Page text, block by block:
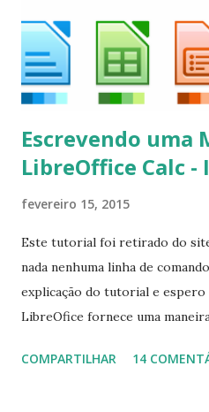
Escrevendo uma
LibreOffice Calc
fevereiro 15, 2015
Este tutorial foi retirado do
nada nenhuma linha de
explicação do tutorial e espero
LibreOfice fornece uma
aplicativo de escritório. Você
COMPARTILHAR 14